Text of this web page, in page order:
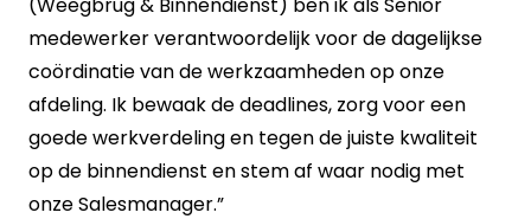
medewerker verantwoordelijk voor de dagelijkse
coördinatie van de werkzaamheden op onze
afdeling. Ik bewaak de deadlines, zorg voor een
goede werkverdeling en tegen de juiste kwaliteit
op de binnendienst en stem af waar nodig met
onze Salesmanager.”